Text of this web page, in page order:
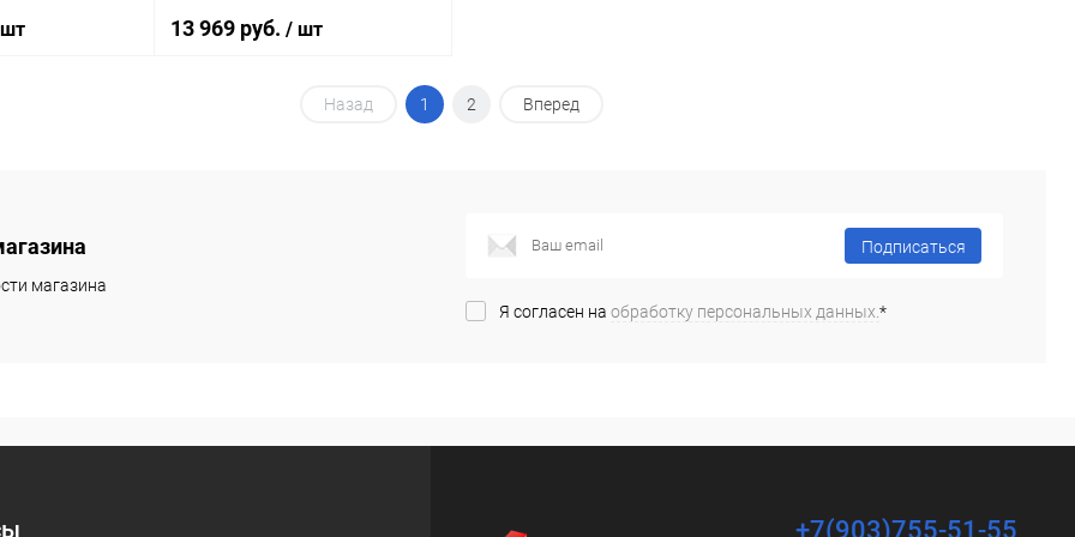
13 969 руб. / шт
Назад 1 2 Вперед
магазина
Подписаться
Я согласен на обработку персональных данных. *
+7(903)755-51-55